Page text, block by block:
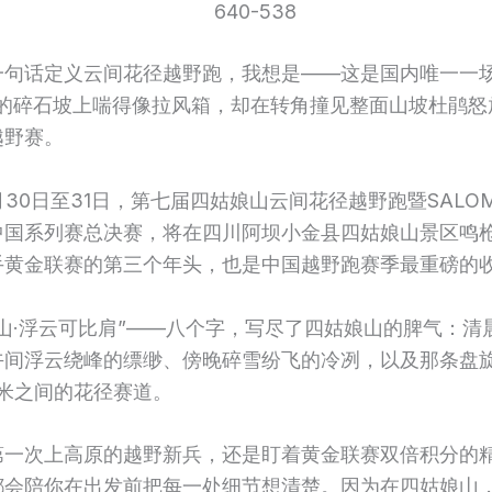
句话定义云间花径越野跑，我想是——这是国内唯一一
碎石坡上喘得像拉风箱，却在转角撞见整面山坡杜鹃
赛。
日至31日，第七届四姑娘山云间花径越野跑暨
系列赛总决赛，将在四川阿坝小金县四姑娘山景区鸣
金联赛的第三个年头，也是中国越野跑赛季最重磅的
·浮云可比肩”——八个字，写尽了四姑娘山的脾气：清
浮云绕峰的缥缈、傍晚碎雪纷飞的冷冽，以及那条盘
之间的花径赛道。
次上高原的越野新兵，还是盯着黄金联赛双倍积分的
陪你在出发前把每一处细节想清楚。因为在四姑娘山